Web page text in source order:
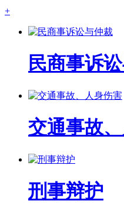
+
民商事诉
交通事故
刑事辩护